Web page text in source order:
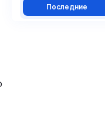
Последние